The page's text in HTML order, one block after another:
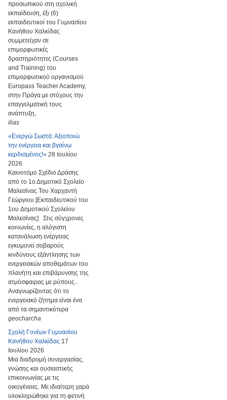
προσωπικού στη σχολική
εκπαίδευση, έξι (6)
εκπαιδευτικοί του Γυμνασίου
Κανήθου Χαλκίδας
συμμετείχαν σε
επιμορφωτικές
δραστηριότητες (Courses
and Training) του
επιμορφωτικού οργανισμού
Europass Teacher Academy,
στην Πράγα με στόχους την
επαγγελματική τους
ανάπτυξη,
ilias
«Ενεργώ Σωστά: Αξιοποιώ
την ενέργεια και βγαίνω
κερδισμένος!» 28 Ιουλίου
2026
Καινοτόμο Σχέδιο Δράσης
από το 1ο Δημοτικό Σχολείο
Μαλεσίνας Του Χαρχαντή
Γεώργιου [Εκπαιδευτικού του
1ου Δημοτικού Σχολείου
Μαλεσίνας] Στις σύγχρονες
κοινωνίες, η αλόγιστη
κατανάλωση ενέργειας
εγκυμονεί σοβαρούς
κινδύνους εξάντλησης των
ενεργειακών αποθεμάτων του
πλανήτη και επιβάρυνσης της
ατμόσφαιρας με ρύπους..
Αναγνωρίζοντας ότι το
ενεργειακό ζήτημα είναι ένα
από τα σημαντικότερα
geocharcha
Σχολή Γονέων Γυμνασίου
Κανήθου Χαλκίδας 17
Ιουλίου 2026
Μια διαδρομή συνεργασίας,
γνώσης και ουσιαστικής
επικοινωνίας με τις
οικογένειες. Με ιδιαίτερη χαρά
ολοκληρώθηκε για τη φετινή